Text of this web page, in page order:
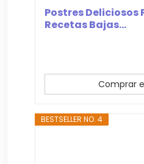
Postres Deliciosos
Recetas Bajas...
Comprar
BESTSELLER NO. 4